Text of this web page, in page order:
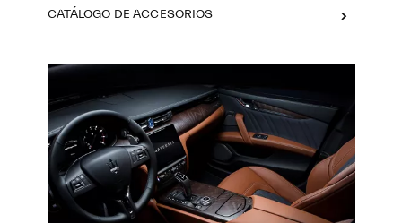
CATÁLOGO DE ACCESORIOS